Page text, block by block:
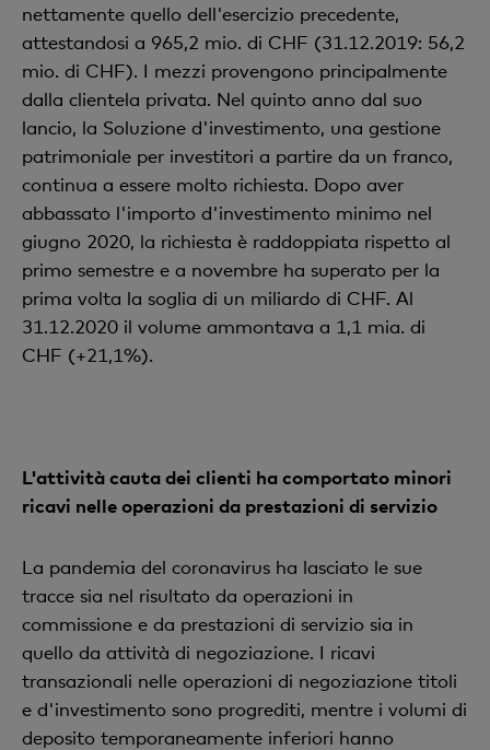
nettamente quello dell'esercizio precedente,
attestandosi a 965,2 mio. di CHF (31.12.2019: 56,2
mio. di CHF). I mezzi provengono principalmente
dalla clientela privata. Nel quinto anno dal suo
lancio, la Soluzione d'investimento, una gestione
patrimoniale per investitori a partire da un franco,
continua a essere molto richiesta. Dopo aver
abbassato l'importo d'investimento minimo nel
giugno 2020, la richiesta è raddoppiata rispetto al
primo semestre e a novembre ha superato per la
prima volta la soglia di un miliardo di CHF. Al
31.12.2020 il volume ammontava a 1,1 mia. di
CHF (+21,1%).
L'attività cauta dei clienti ha comportato minori
ricavi nelle operazioni da prestazioni di servizio
La pandemia del coronavirus ha lasciato le sue
tracce sia nel risultato da operazioni in
commissione e da prestazioni di servizio sia in
quello da attività di negoziazione. I ricavi
transazionali nelle operazioni di negoziazione titoli
e d'investimento sono progrediti, mentre i volumi di
deposito temporaneamente inferiori hanno